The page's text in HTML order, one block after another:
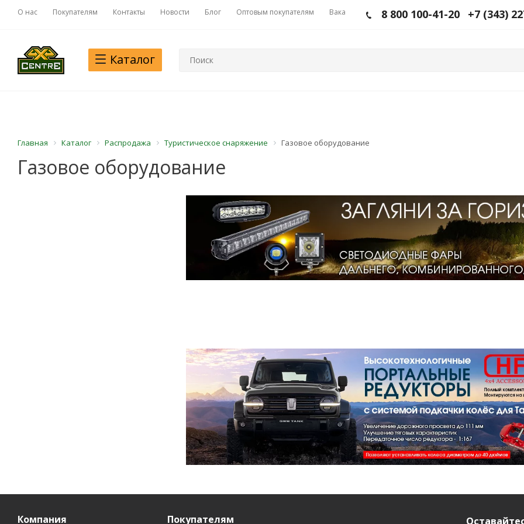
О нас Покупателям Контакты Новости Блог Оптовым покупателям Вакансии 8 800 100-41-20 +7 (343)
Каталог
Главная Каталог Распродажа Туристическое снаряжение Газовое оборудование
Газовое оборудование
Компания Покупателям